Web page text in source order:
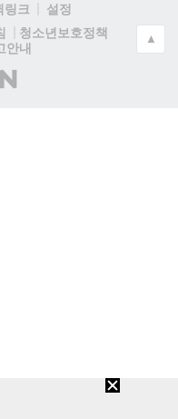
링크
설정
청소년보호정책
안내
▲